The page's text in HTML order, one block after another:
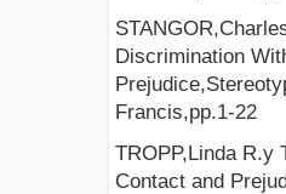
Discrimination
Francis,pp.1-22
TROPP,Linda R.y
Contact and